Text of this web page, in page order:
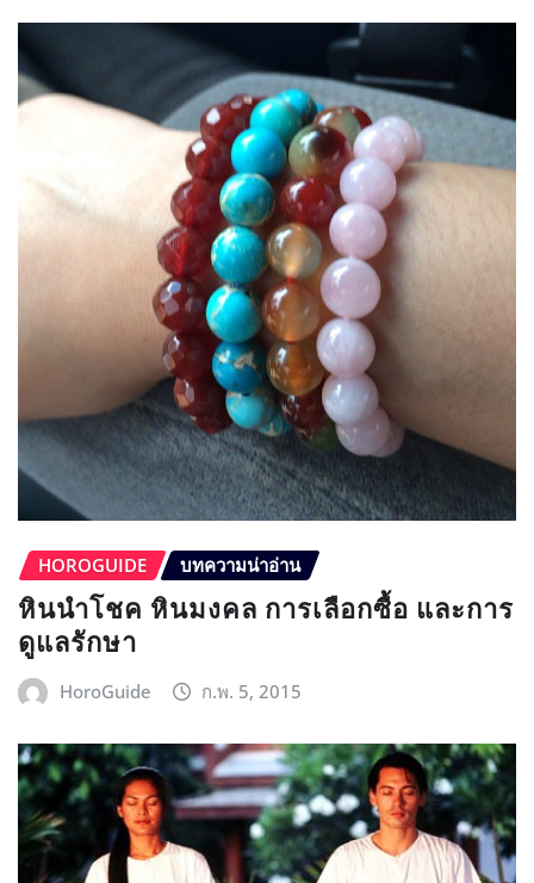
HOROGUIDE บทความน่าอ่าน
หินนำโชค หินมงคล การเลือกซื้อ และการ
ดูแลรักษา
HoroGuide ก.พ. 5, 2015